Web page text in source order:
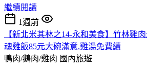
繼續閱讀
1週前
【新北米其林之14-永和美食】竹林雞
魂雞飯85元大碗滿意.雞湯免費續
鴨肉/鵝肉/雞肉 國內旅遊